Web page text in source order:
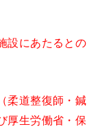
設にあたるとの
柔道整復師・鍼
厚生労働省・保